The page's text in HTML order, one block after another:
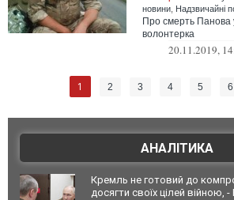
новини Надзвичайні
Про смерть Панова
волонтерка
20.11.2019,
1 2 3 4 5 6
АНАЛІТИКА
Кремль не готовий до
досягти своїх цілей війною,